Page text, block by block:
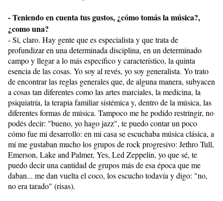
- Teniendo en cuenta tus gustos, ¿cómo tomás la música?,
¿como una?
- Sí, claro. Hay gente que es especialista y que trata de
profundizar en una determinada disciplina, en un determinado
campo y llegar a lo más específico y característico, la quinta
esencia de las cosas. Yo soy al revés, yo soy generalista. Yo trato
de encontrar las reglas generales que, de alguna manera, subyacen
a cosas tan diferentes como las artes marciales, la medicina, la
psiquiatría, la terapia familiar sistémica y, dentro de la música, las
diferentes formas de música. Tampoco me he podido restringir, no
podés decir: "bueno, yo hago jazz", te puedo contar un poco
cómo fue mi desarrollo: en mi casa se escuchaba música clásica, a
mí me gustaban mucho los grupos de rock progresivo: Jethro Tull,
Emerson, Lake and Palmer, Yes, Led Zeppelin, yo que sé, te
puedo decir una cantidad de grupos más de esa época que me
daban... me dan vuelta el coco, los escucho todavía y digo: "no,
no era tarado" (risas).